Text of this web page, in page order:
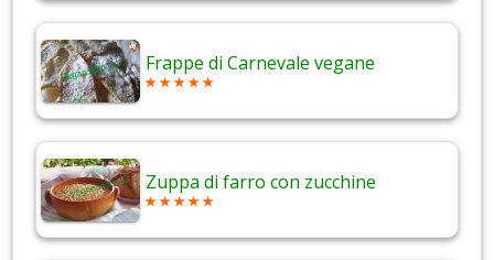
Frappe di Carnevale vegane
Zuppa di farro con zucchine